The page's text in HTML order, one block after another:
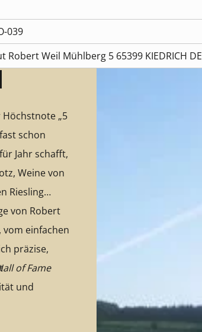
039
Robert Weil Mühlberg 5 65399 KIEDRICH DE
„5
schon
Jahr schafft,
Weine von
Riesling
einfachen
präzise,
und
of Fame